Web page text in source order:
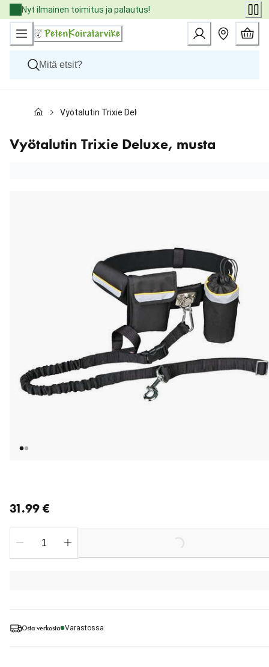
Skip
to
Content
Nyt ilmainen toimitus ja palautus!
Kissat
Eläinlääkäriruoat
Tuotemerkit
Vyötalutin Trixie Deluxe, musta
Vyötalutin Trixie Deluxe, musta
Osta verkosta Varastossa
31.99 €
Loading...